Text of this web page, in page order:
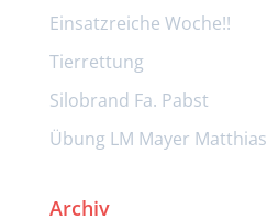
Einsatzreiche Woche!!
Tierrettung
Silobrand Fa. Pabst
Übung LM Mayer Matthias
Archiv